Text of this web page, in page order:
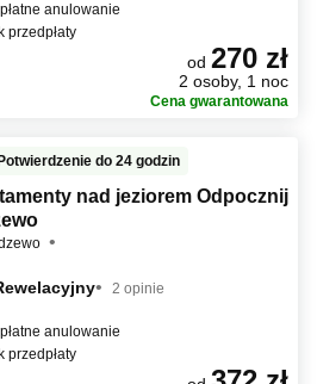
anulowanie
przedpłaty
od 270 zł
2 osoby, 1 noc
Cena gwarantowana
Potwierdzenie do 24 godzin
nad jeziorem Odpocznij
2 opinie
anulowanie
przedpłaty